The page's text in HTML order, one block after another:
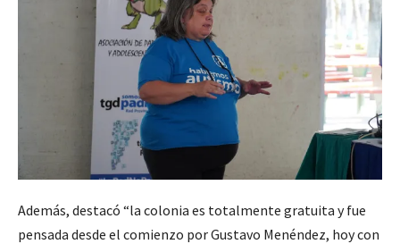
Además, destacó “la colonia es totalmente gratuita y fue
pensada desde el comienzo por Gustavo Menéndez, hoy con